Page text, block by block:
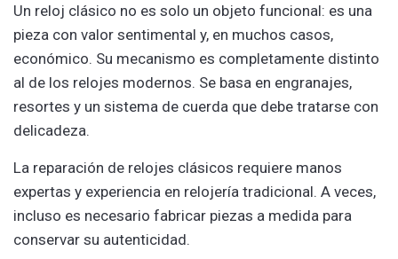
Un reloj clásico no es solo un objeto funcional: es una
pieza con valor sentimental y, en muchos casos,
económico. Su mecanismo es completamente distinto
al de los relojes modernos. Se basa en engranajes,
resortes y un sistema de cuerda que debe tratarse con
delicadeza.
La reparación de relojes clásicos requiere manos
expertas y experiencia en relojería tradicional. A veces,
incluso es necesario fabricar piezas a medida para
conservar su autenticidad.